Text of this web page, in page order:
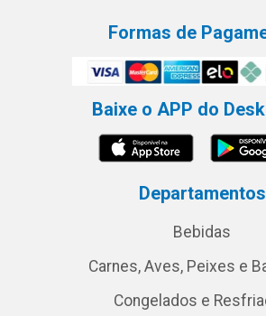
Formas de
Baixe o APP do
Departamentos
Bebidas
Carnes, Aves, Peixes e
Congelados e